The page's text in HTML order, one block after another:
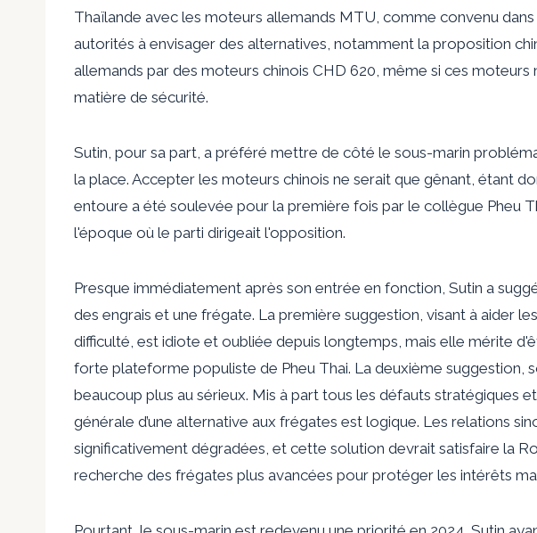
Thaïlande avec les moteurs allemands MTU, comme convenu
autorités à envisager des alternatives, notamment la proposition
allemands par des moteurs chinois CHD 620, même si ces moteurs
matière de sécurité.
Sutin, pour sa part, a préféré mettre de côté le sous-marin
la place. Accepter les moteurs chinois ne serait que gênant, étant
entoure a été soulevée pour la première fois par le collègue Pheu
l'époque où le parti dirigeait l'opposition.
Presque immédiatement après son entrée en fonction, Sutin a
des engrais et une frégate. La première suggestion, visant à aider
difficulté, est idiote et oubliée depuis longtemps, mais elle mérite
forte plateforme populiste de Pheu Thai. La deuxième suggestion,
beaucoup plus au sérieux. Mis à part tous les défauts stratégiques
générale d’une alternative aux frégates est logique. Les relations
significativement dégradées, et cette solution devrait satisfaire la
recherche des frégates plus avancées pour protéger les intérêts